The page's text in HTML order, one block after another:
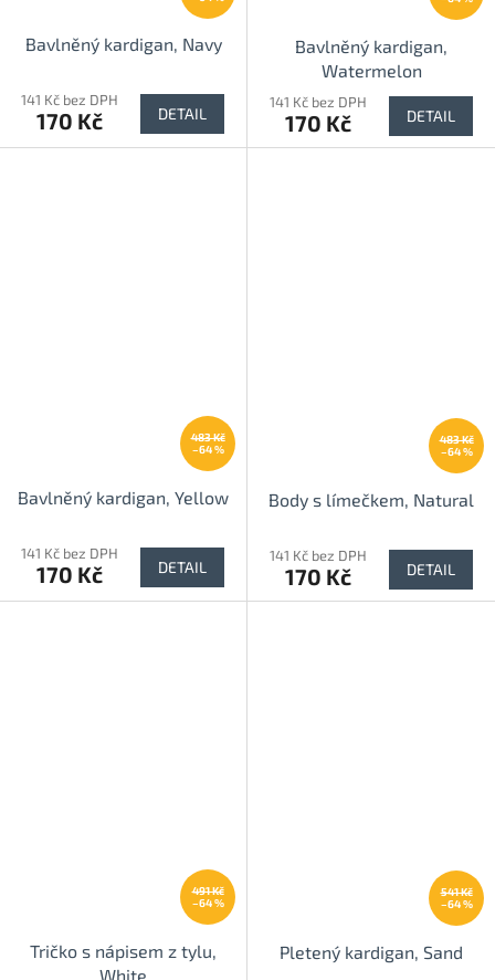
Bavlněný kardigan, Navy
141 Kč bez DPH
170 Kč DETAIL
Bavlněný kardigan,
Watermelon
141 Kč bez DPH
170 Kč DETAIL
483 Kč
–64 %
Bavlněný kardigan, Yellow
141 Kč bez DPH
170 Kč DETAIL
483 Kč
–64 %
Body s límečkem, Natural
141 Kč bez DPH
170 Kč DETAIL
491 Kč
–64 %
Tričko s nápisem z tylu,
White
541 Kč
–64 %
Pletený kardigan, Sand